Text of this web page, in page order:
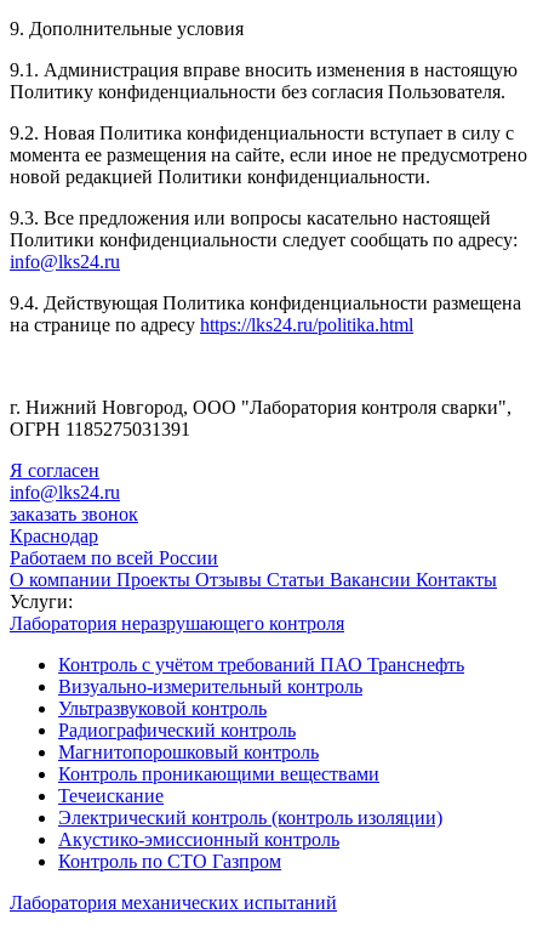
9. Дополнительные условия
9.1. Администрация вправе вносить изменения в настоящую
Политику конфиденциальности без согласия Пользователя.
9.2. Новая Политика конфиденциальности вступает в силу с
момента ее размещения на сайте, если иное не предусмотрено
новой редакцией Политики конфиденциальности.
9.3. Все предложения или вопросы касательно настоящей
Политики конфиденциальности следует сообщать по адресу:
info@lks24.ru
9.4. Действующая Политика конфиденциальности размещена
на странице по адресу https://lks24.ru/politika.html
г. Нижний Новгород, ООО "Лаборатория контроля сварки",
ОГРН 1185275031391
Я согласен
info@lks24.ru
заказать звонок
Краснодар
Работаем по всей России
О компании Проекты Отзывы Статьи Вакансии Контакты
Услуги:
Лаборатория неразрушающего контроля
Контроль с учётом требований ПАО Транснефть
Визуально-измерительный контроль
Ультразвуковой контроль
Радиографический контроль
Магнитопорошковый контроль
Контроль проникающими веществами
Течеискание
Электрический контроль (контроль изоляции)
Акустико-эмиссионный контроль
Контроль по СТО Газпром
Лаборатория механических испытаний